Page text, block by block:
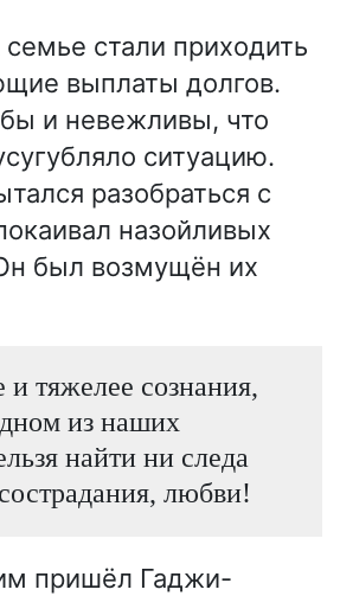
стали приходить
выплаты долгов.
и невежливы, что
ситуацию.
разобраться с
назойливых
был возмущён их
тяжелее сознания,
из наших
найти ни следа
любви!
пришёл Гаджи-